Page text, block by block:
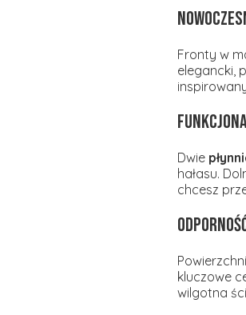
Fronty w
elegancki,
Dwie
hałasu.
chcesz
kluczowe
wilgotna